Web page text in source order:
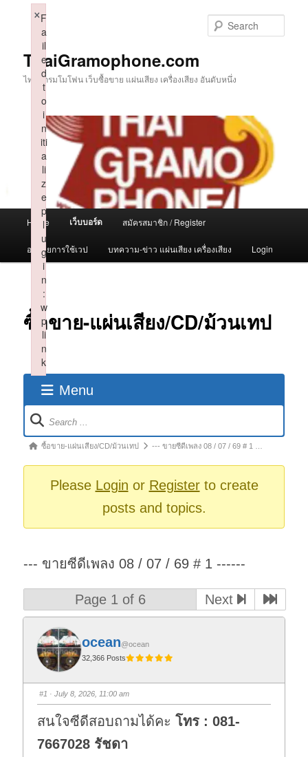
ThaiGramophone.com
ไทยแกรมโมโฟน เว็บซื้อขาย แผ่นเสียง เครื่องเสียง อันดับหนึ่ง
Home เว็บบอร์ด สมัครสมาชิก / Register
อธิบายการใช้เวป บทความ-ข่าว แผ่นเสียง เครื่องเสียง Login
ซื้อขาย-แผ่นเสียง/CD/ม้วนเทป
Menu
Forum
Navigation
Forumซื้อขาย-แผ่นเสียง/CD/ม้วนเทป --- ขายซีดีเพลง 08 / 07 / 69 # 1 …
Please Login or Registerto create
posts and topics.
--- ขายซีดีเพลง 08 / 07 / 69 # 1 ------
Page 1 of 6 Next
ocean@ocean
32,366 Posts
#1 · July 8, 2026, 11:00 am
สนใจซีดีสอบถามได้คะโทร : 081-
7667028 รัชดา
F
a
il
e
d
t
o
i
n
iti
a
li
z
e
p
l
u
g
i
n
:
w
p
li
n
k
×
Failed to initialize plugin: wplink